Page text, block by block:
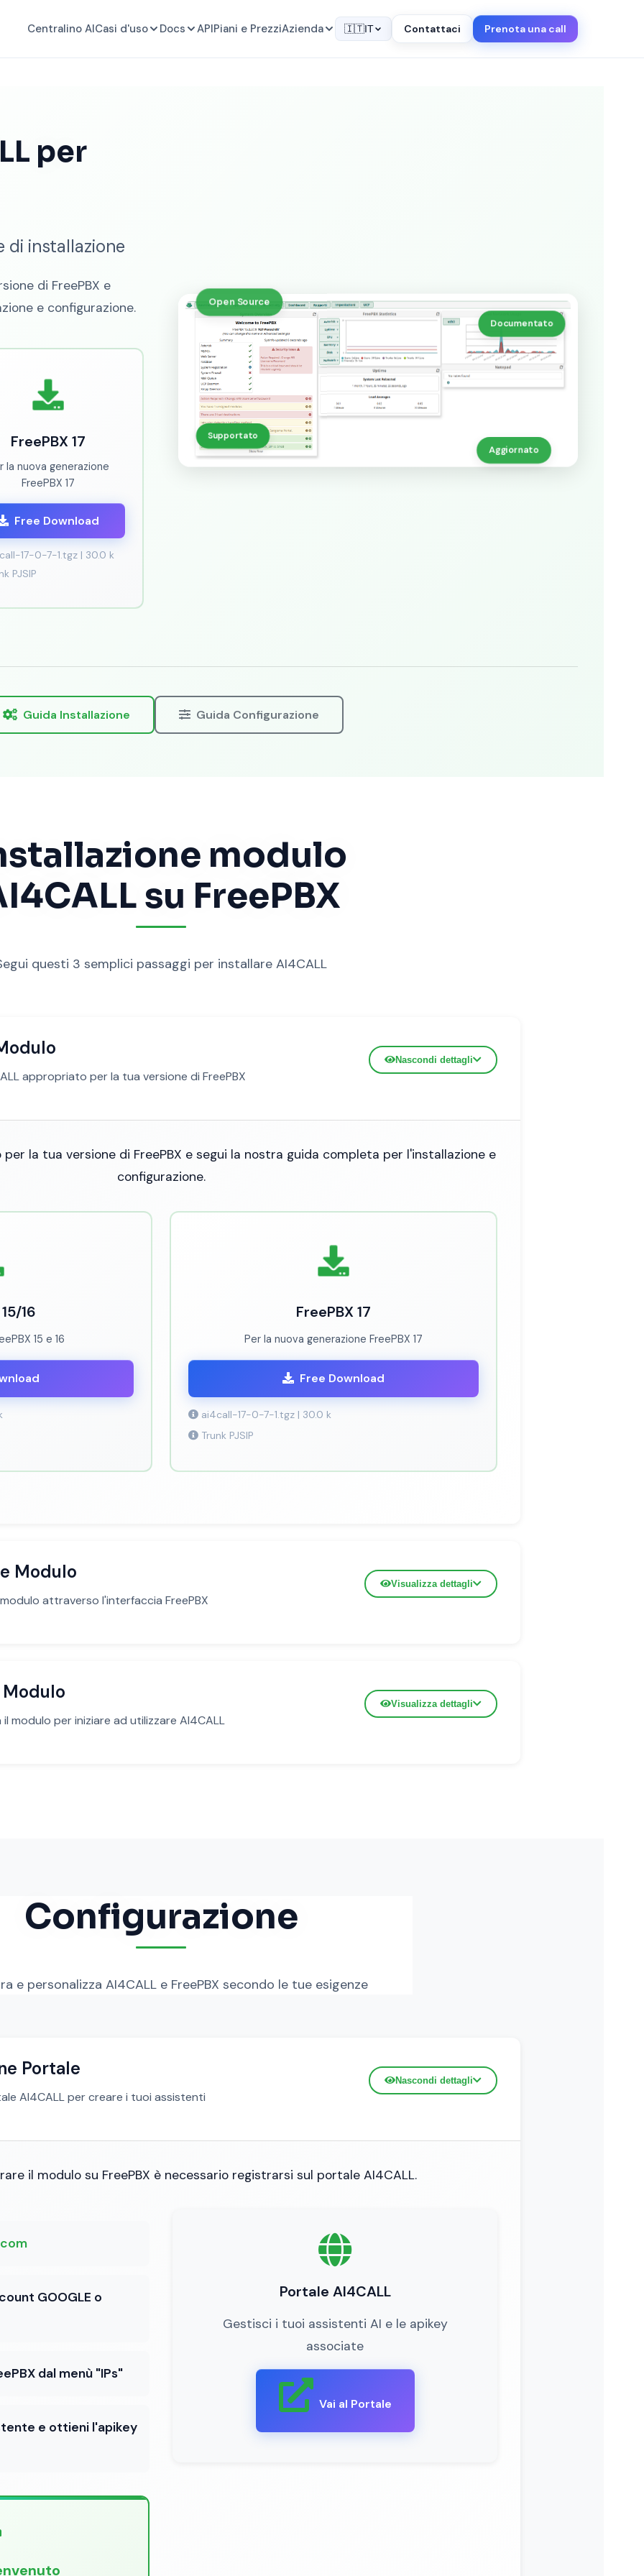
Centralino AICasi d'uso Docs APIPiani e PrezziAzienda 🇮🇹IT Contattaci Prenota una call
per
di installazione
di FreePBX e
e configurazione.
FreePBX 17
la nuova generazione
FreePBX 17
Free Download
17-0-7-1.tgz | 30.0 k
PJSIP
Open Source
Documentato
Supportato
Aggiornato
Guida Installazione Guida Configurazione
modulo
su FreePBX
questi 3 semplici passaggi per installare AI4CALL
appropriato per la tua versione di FreePBX
Nascondi dettagli
la tua versione di FreePBX e segui la nostra guida completa per l'installazione e
configurazione.
16
15 e 16
FreePBX 17
Per la nuova generazione FreePBX 17
Free Download
ai4call-17-0-7-1.tgz | 30.0 k
Trunk PJSIP
Modulo
attraverso l'interfaccia FreePBX
Visualizza dettagli
modulo per iniziare ad utilizzare AI4CALL
Visualizza dettagli
Configurazione
e personalizza AI4CALL e FreePBX secondo le tue esigenze
Portale
AI4CALL per creare i tuoi assistenti
Nascondi dettagli
il modulo su FreePBX è necessario registrarsi sul portale AI4CALL.
GOOGLE o
dal menù "IPs"
e ottieni l'apikey
Portale AI4CALL
Gestisci i tuoi assistenti AI e le apikey
associate
Vai al Portale